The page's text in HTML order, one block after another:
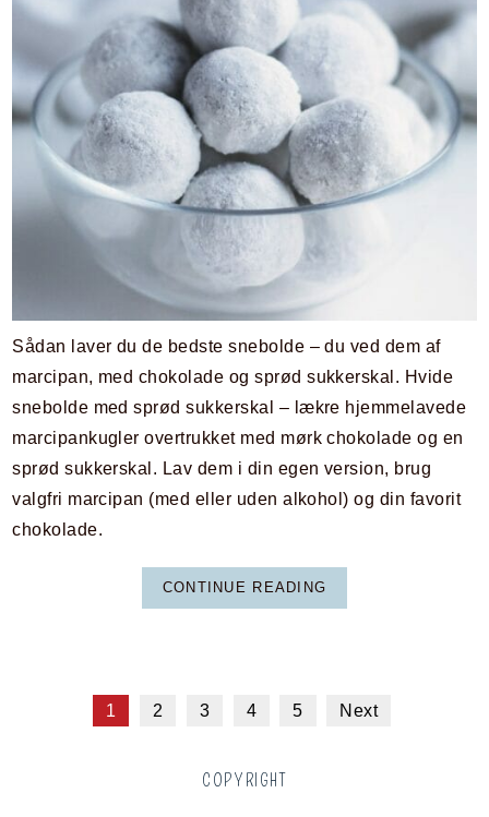
Sådan laver du de bedste snebolde – du ved dem af
marcipan, med chokolade og sprød sukkerskal. Hvide
snebolde med sprød sukkerskal – lækre hjemmelavede
marcipankugler overtrukket med mørk chokolade og en
sprød sukkerskal. Lav dem i din egen version, brug
valgfri marcipan (med eller uden alkohol) og din favorit
chokolade.
CONTINUE READING
1 2 3 4 5 Next
COPYRIGHT